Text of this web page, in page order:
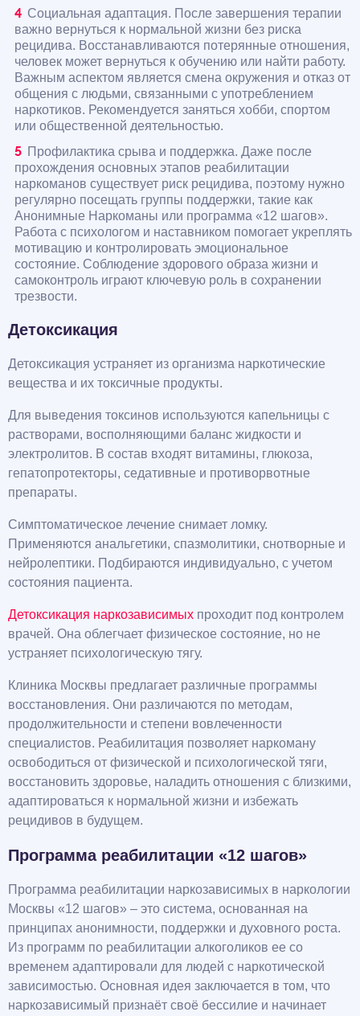
Социальная адаптация. После завершения терапии
важно вернуться к нормальной жизни без риска
рецидива. Восстанавливаются потерянные отношения,
человек может вернуться к обучению или найти работу.
Важным аспектом является смена окружения и отказ от
общения с людьми, связанными с употреблением
наркотиков. Рекомендуется заняться хобби, спортом
или общественной деятельностью.
Профилактика срыва и поддержка. Даже после
прохождения основных этапов реабилитации
наркоманов существует риск рецидива, поэтому нужно
регулярно посещать группы поддержки, такие как
Анонимные Наркоманы или программа «12 шагов».
Работа с психологом и наставником помогает укреплять
мотивацию и контролировать эмоциональное
состояние. Соблюдение здорового образа жизни и
самоконтроль играют ключевую роль в сохранении
трезвости.
Детоксикация
Детоксикация устраняет из организма наркотические
вещества и их токсичные продукты.
Для выведения токсинов используются капельницы с
растворами, восполняющими баланс жидкости и
электролитов. В состав входят витамины, глюкоза,
гепатопротекторы, седативные и противорвотные
препараты.
Симптоматическое лечение снимает ломку.
Применяются анальгетики, спазмолитики, снотворные и
нейролептики. Подбираются индивидуально, с учетом
состояния пациента.
Детоксикация наркозависимых проходит под контролем
врачей. Она облегчает физическое состояние, но не
устраняет психологическую тягу.
Клиника Москвы предлагает различные программы
восстановления. Они различаются по методам,
продолжительности и степени вовлеченности
специалистов. Реабилитация позволяет наркоману
освободиться от физической и психологической тяги,
восстановить здоровье, наладить отношения с близкими,
адаптироваться к нормальной жизни и избежать
рецидивов в будущем.
Программа реабилитации «12 шагов»
Программа реабилитации наркозависимых в наркологии
Москвы «12 шагов» – это система, основанная на
принципах анонимности, поддержки и духовного роста.
Из программ по реабилитации алкоголиков ее со
временем адаптировали для людей с наркотической
зависимостью. Основная идея заключается в том, что
наркозависимый признаёт своё бессилие и начинает